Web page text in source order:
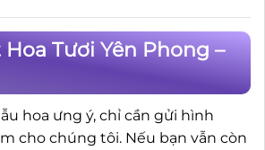
Tươi Yên Phong –
hoa ưng ý, chỉ cần gửi hình
cho chúng tôi. Nếu bạn vẫn còn